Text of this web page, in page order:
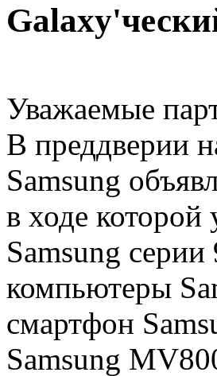
Уважаемые
В преддверии
Samsung
в ходе которой
Samsung
компьютеры
смартфон
Samsung